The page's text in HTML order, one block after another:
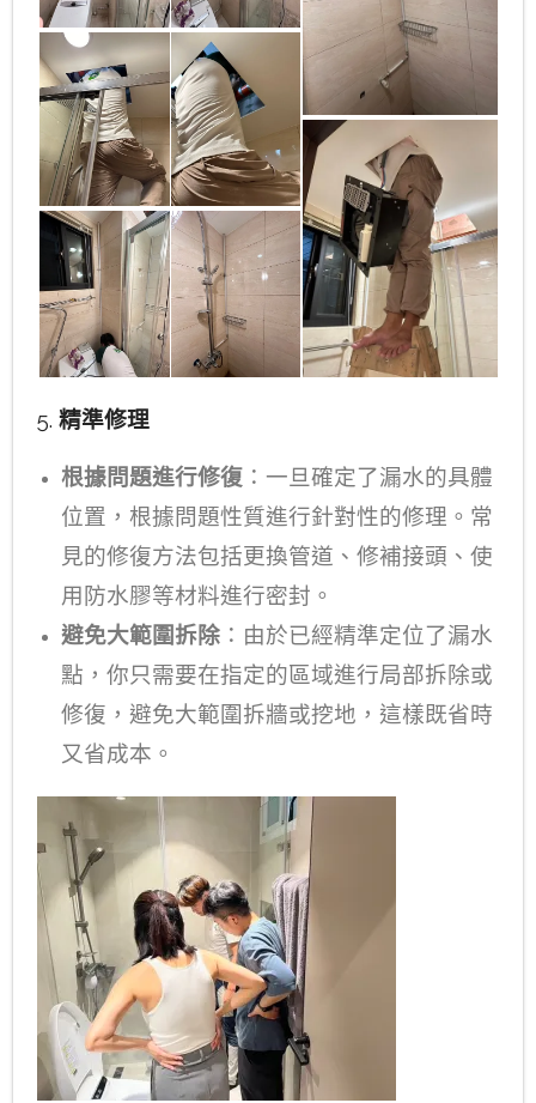
5. 精準修理
根據問題進行修復 ：一旦確定了漏水的具體
位置，根據問題性質進行針對性的修理。常
見的修復方法包括更換管道、修補接頭、使
用防水膠等材料進行密封。
避免大範圍拆除 ：由於已經精準定位了漏水
點，你只需要在指定的區域進行局部拆除或
修復，避免大範圍拆牆或挖地，這樣既省時
又省成本。